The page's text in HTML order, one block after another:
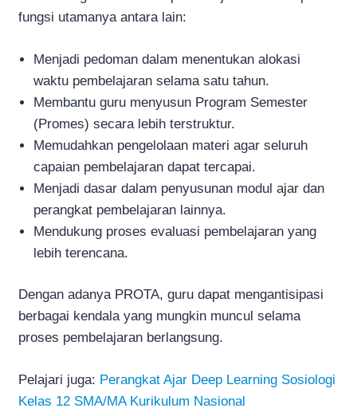
fungsi utamanya antara lain:
Menjadi pedoman dalam menentukan alokasi
waktu pembelajaran selama satu tahun.
Membantu guru menyusun Program Semester
(Promes) secara lebih terstruktur.
Memudahkan pengelolaan materi agar seluruh
capaian pembelajaran dapat tercapai.
Menjadi dasar dalam penyusunan modul ajar dan
perangkat pembelajaran lainnya.
Mendukung proses evaluasi pembelajaran yang
lebih terencana.
Dengan adanya PROTA, guru dapat mengantisipasi
berbagai kendala yang mungkin muncul selama
proses pembelajaran berlangsung.
Pelajari juga: Perangkat Ajar Deep Learning Sosiologi
Kelas 12 SMA/MA Kurikulum Nasional